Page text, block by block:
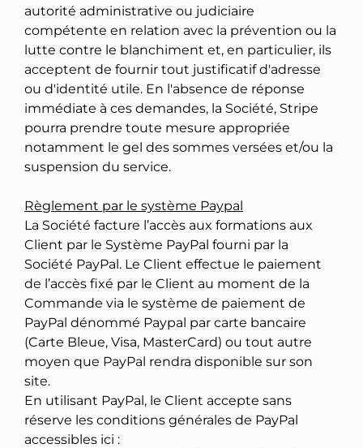
autorité administrative ou judiciaire
compétente en relation avec la prévention ou la
lutte contre le blanchiment et, en particulier, ils
acceptent de fournir tout justificatif d'adresse
ou d'identité utile. En l'absence de réponse
immédiate à ces demandes, la Société, Stripe
pourra prendre toute mesure appropriée
notamment le gel des sommes versées et/ou la
suspension du service.
Règlement par le système Paypal
La Société facture l’accès aux formations aux
Client par le Système PayPal fourni par la
Société PayPal. Le Client effectue le paiement
de l’accès fixé par le Client au moment de la
Commande via le système de paiement de
PayPal dénommé Paypal par carte bancaire
(Carte Bleue, Visa, MasterCard) ou tout autre
moyen que PayPal rendra disponible sur son
site.
En utilisant PayPal, le Client accepte sans
réserve les conditions générales de PayPal
accessibles ici :